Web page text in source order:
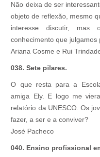
Não deixa de ser
objeto de reflexão, mesmo
interesse discutir,
conhecimento que julgamos
Ariana Cosme e Rui
038. Sete pilares.
O que resta para a
amiga Ely. E logo me
relatório da UNESCO. Os
fazer, a ser e a conviver?
José Pacheco
040. Ensino profissional